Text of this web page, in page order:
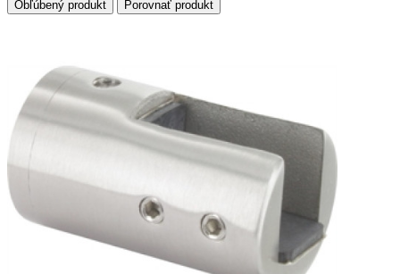
Obľúbený produkt
Porovnať produkt